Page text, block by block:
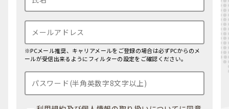
※PCメール推奨、キャリアメールをご登録の場合は必ずPCからのメ
ールが受信出来るようにフィルターの設定をご確認ください。